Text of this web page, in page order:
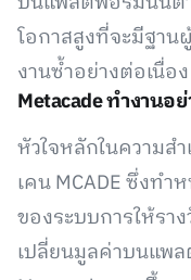
โอกาสสูงที่จะมีฐาน
งานซ้ำอย่างต่อเนื่อง
Metacade ทำงานอย่
หัวใจหลักในความส
เคน MCADE ซึ่งทำ
ของระบบการให้รา
เปลี่ยนมูลค่าบนแพล